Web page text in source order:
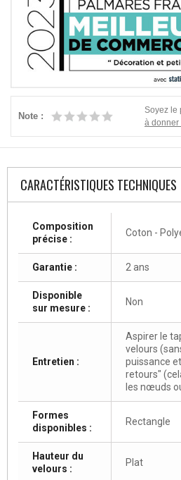
Note :
Soyez le
à donner
CARACTÉRISTIQUES TECHNIQUES
Composition
précise :
Coton -
Garantie : 2 ans
Disponible
sur mesure :
Non
Entretien :
Aspirer le
velours
puissance
retours"
les nœuds
Formes
disponibles :
Rectangle
Hauteur du
velours :
Plat